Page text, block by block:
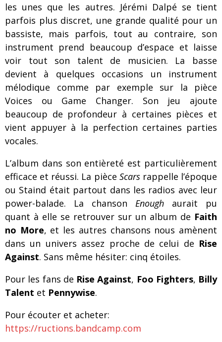
les unes que les autres. Jérémi Dalpé se tient
parfois plus discret, une grande qualité pour un
bassiste, mais parfois, tout au contraire, son
instrument prend beaucoup d’espace et laisse
voir tout son talent de musicien. La basse
devient à quelques occasions un instrument
mélodique comme par exemple sur la pièce
Voices ou Game Changer. Son jeu ajoute
beaucoup de profondeur à certaines pièces et
vient appuyer à la perfection certaines parties
vocales.
L’album dans son entièreté est particulièrement
efficace et réussi. La pièce Scars rappelle l’époque
ou Staind était partout dans les radios avec leur
power-balade. La chanson Enough aurait pu
quant à elle se retrouver sur un album de Faith
no More, et les autres chansons nous amènent
dans un univers assez proche de celui de Rise
Against. Sans même hésiter: cinq étoiles.
Pour les fans de Rise Against, Foo Fighters, Billy
Talent et Pennywise.
Pour écouter et acheter:
https://ructions.bandcamp.com